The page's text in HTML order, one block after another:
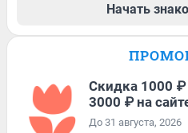
Начать
Скидка 1000 ₽
3000 ₽ на
До 31 августа, 2026